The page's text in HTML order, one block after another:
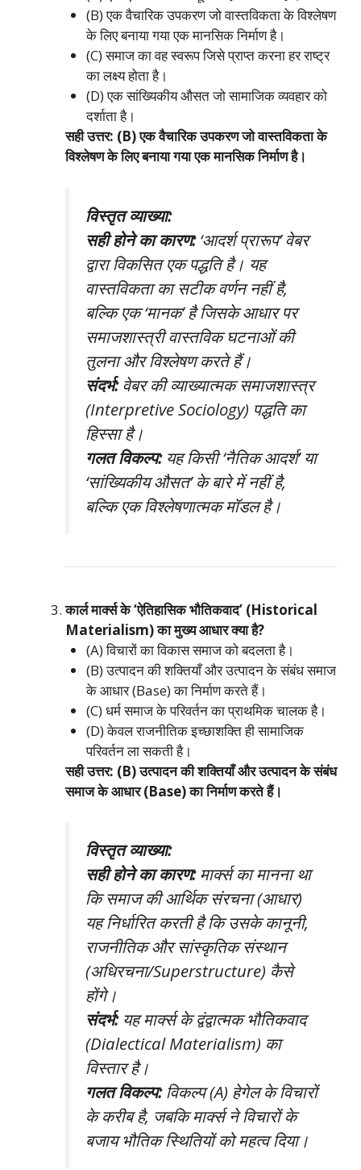
(B) एक वैचारिक उपकरण जो वास्तविकता के विश्लेषण
के लिए बनाया गया एक मानसिक निर्माण है।
(C) समाज का वह स्वरूप जिसे प्राप्त करना हर राष्ट्र
का लक्ष्य होता है।
(D) एक सांख्यिकीय औसत जो सामाजिक व्यवहार को
दर्शाता है।
सही उत्तर: (B) एक वैचारिक उपकरण जो वास्तविकता के
विश्लेषण के लिए बनाया गया एक मानसिक निर्माण है।
विस्तृत व्याख्या:
सही होने का कारण:‘आदर्श प्रारूप’ वेबर
द्वारा विकसित एक पद्धति है। यह
वास्तविकता का सटीक वर्णन नहीं है,
बल्कि एक ‘मानक’ है जिसके आधार पर
समाजशास्त्री वास्तविक घटनाओं की
तुलना और विश्लेषण करते हैं।
संदर्भ:वेबर की व्याख्यात्मक समाजशास्त्र
(Interpretive Sociology) पद्धति का
हिस्सा है।
गलत विकल्प:यह किसी ‘नैतिक आदर्श’ या
‘सांख्यिकीय औसत’ के बारे में नहीं है,
बल्कि एक विश्लेषणात्मक मॉडल है।
कार्ल मार्क्स के ‘ऐतिहासिक भौतिकवाद’ (Historical
Materialism) का मुख्य आधार क्या है?
(A) विचारों का विकास समाज को बदलता है।
(B) उत्पादन की शक्तियाँ और उत्पादन के संबंध समाज
के आधार (Base) का निर्माण करते हैं।
(C) धर्म समाज के परिवर्तन का प्राथमिक चालक है।
(D) केवल राजनीतिक इच्छाशक्ति ही सामाजिक
परिवर्तन ला सकती है।
सही उत्तर: (B) उत्पादन की शक्तियाँ और उत्पादन के संबंध
समाज के आधार (Base) का निर्माण करते हैं।
विस्तृत व्याख्या:
सही होने का कारण:मार्क्स का मानना था
कि समाज की आर्थिक संरचना (आधार)
यह निर्धारित करती है कि उसके कानूनी,
राजनीतिक और सांस्कृतिक संस्थान
(अधिरचना/Superstructure) कैसे
होंगे।
संदर्भ:यह मार्क्स के द्वंद्वात्मक भौतिकवाद
(Dialectical Materialism) का
विस्तार है।
गलत विकल्प:विकल्प (A) हेगेल के विचारों
के करीब है, जबकि मार्क्स ने विचारों के
बजाय भौतिक स्थितियों को महत्व दिया।